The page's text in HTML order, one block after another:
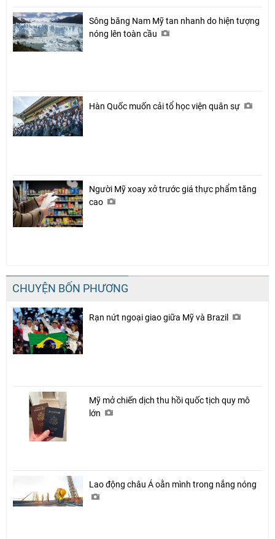
Sông băng Nam Mỹ tan nhanh do hiện tượng
nóng lên toàn cầu
Hàn Quốc muốn cải tổ học viện quân sự
Người Mỹ xoay xở trước giá thực phẩm tăng
cao
CHUYỆN BỐN PHƯƠNG
Rạn nứt ngoại giao giữa Mỹ và Brazil
Mỹ mở chiến dịch thu hồi quốc tịch quy mô
lớn
Lao động châu Á oằn mình trong nắng nóng